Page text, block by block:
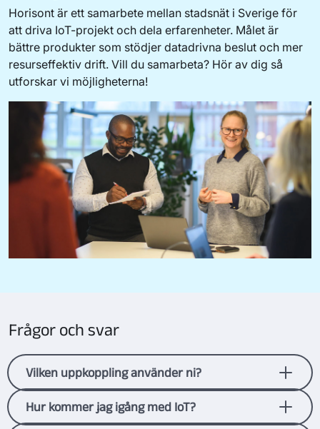
Horisont är ett samarbete mellan stadsnät i Sverige för
att driva IoT-projekt och dela erfarenheter. Målet är
bättre produkter som stödjer datadrivna beslut och mer
resurseffektiv drift. Vill du samarbeta? Hör av dig så
utforskar vi möjligheterna!
Frågor och svar
Vilken uppkoppling använder ni?
LoRa, för lång räckvidd och låg energiförbrukning,
och stabilitet via fibernätet.
Hur kommer jag igång med IoT?